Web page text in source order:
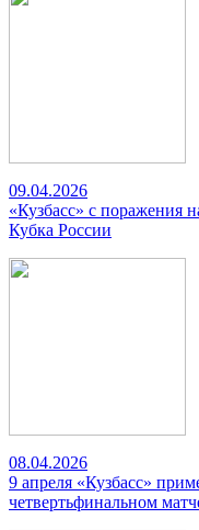
09.04.2026
«Кузбасс» с поражения
Кубка России
08.04.2026
9 апреля «Кузбасс»
четвертьфинальном